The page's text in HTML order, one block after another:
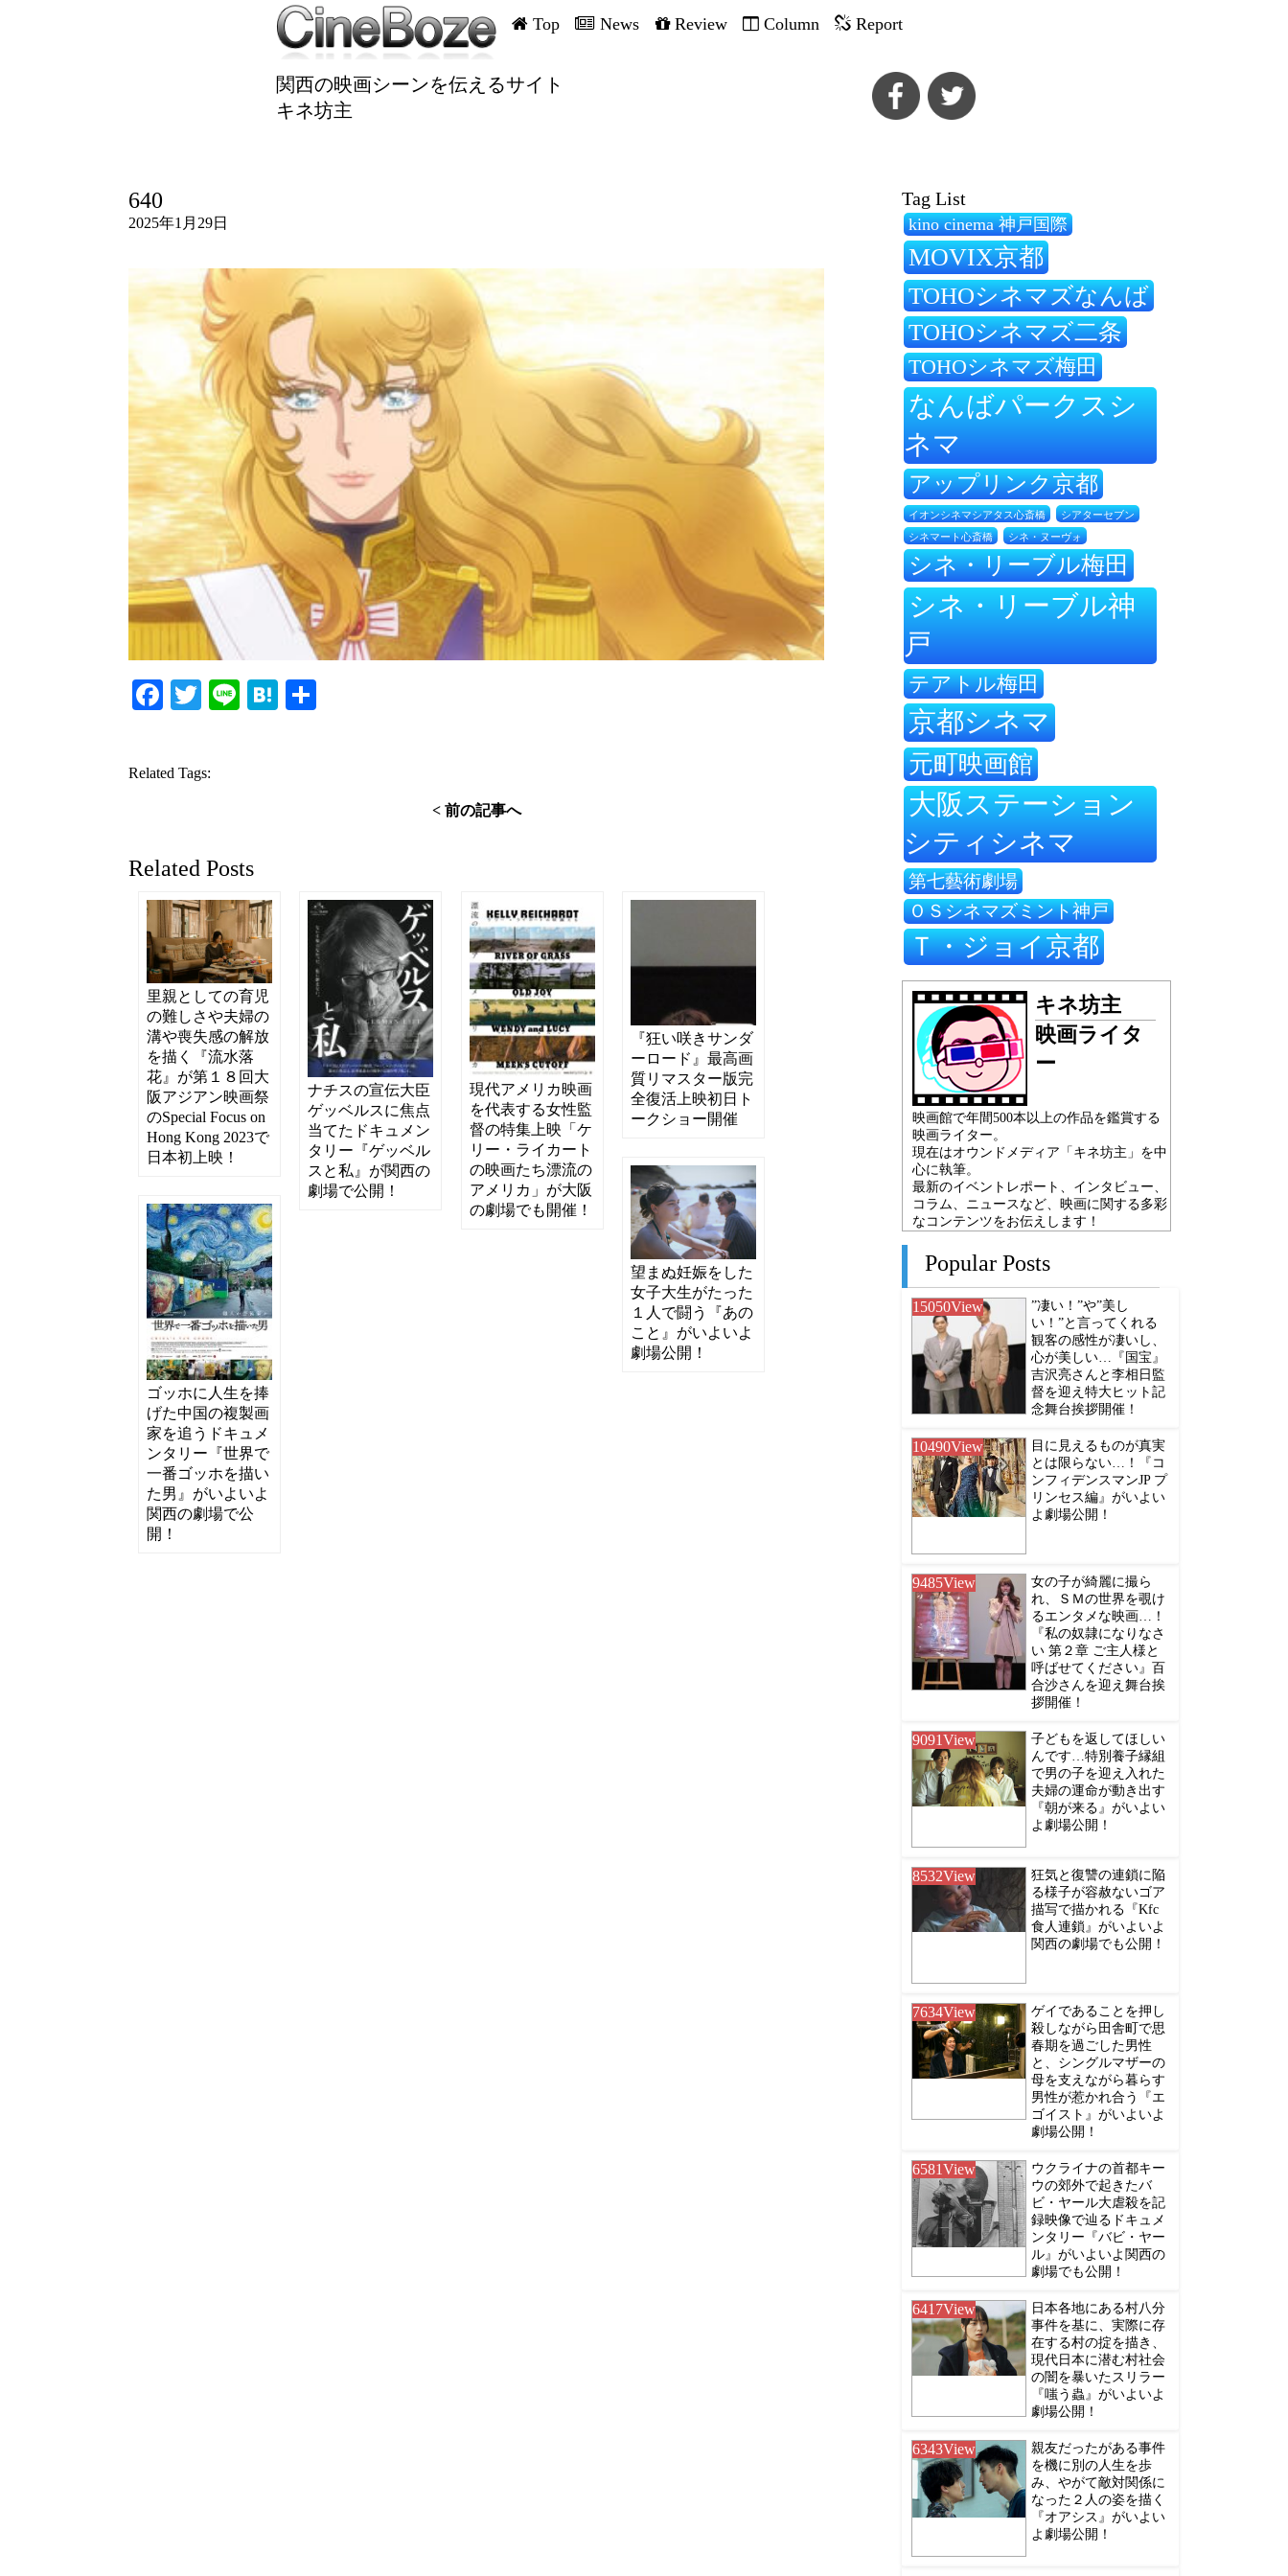
Top News Review Column Report
関西の映画シーンを伝えるサイト
キネ坊主
640
2025年1月29日
Facebook
TwitterLineHatena
Related Tags:
< 前の記事へ
Related Posts
里親としての育児
の難しさや夫婦の
溝や喪失感の解放
を描く『流水落
花』が第１８回大
阪アジアン映画祭
のSpecial Focus on
Hong Kong 2023で
日本初上映！
ナチスの宣伝大臣
ゲッベルスに焦点
当てたドキュメン
タリー『ゲッベル
スと私』が関西の
劇場で公開！
現代アメリカ映画
を代表する女性監
督の特集上映「ケ
リー・ライカート
の映画たち漂流の
アメリカ」が大阪
の劇場でも開催！
『狂い咲きサンダ
ーロード』最高画
質リマスター版完
全復活上映初日ト
ークショー開催
望まぬ妊娠をした
女子大生がたった
１人で闘う『あの
こと』がいよいよ
劇場公開！
ゴッホに人生を捧
げた中国の複製画
家を追うドキュメ
ンタリー『世界で
一番ゴッホを描い
た男』がいよいよ
関西の劇場で公
開！
Tag List
kino cinema 神戸国際
MOVIX京都
TOHOシネマズなんば
TOHOシネマズ二条
TOHOシネマズ梅田
なんばパークスシ
ネマ
アップリンク京都
イオンシネマシアタス心斎橋 シアターセブン
シネマート心斎橋 シネ・ヌーヴォ
シネ・リーブル梅田
シネ・リーブル神
戸
テアトル梅田
京都シネマ
元町映画館
大阪ステーション
シティシネマ
第七藝術劇場
ＯＳシネマズミント神戸
Ｔ・ジョイ京都
キネ坊主
映画ライタ
ー
映画館で年間500本以上の作品を鑑賞する
映画ライター。
現在はオウンドメディア「キネ坊主」を中
心に執筆。
最新のイベントレポート、インタビュー、
コラム、ニュースなど、映画に関する多彩
なコンテンツをお伝えします！
Popular Posts
15050View
”凄い！”や”美し
い！”と言ってくれる
観客の感性が凄いし、
心が美しい…『国宝』
吉沢亮さんと李相日監
督を迎え特大ヒット記
念舞台挨拶開催！
10490View
目に見えるものが真実
とは限らない…！『コ
ンフィデンスマンJP プ
リンセス編』がいよい
よ劇場公開！
9485View
女の子が綺麗に撮ら
れ、ＳＭの世界を覗け
るエンタメな映画…！
『私の奴隷になりなさ
い 第２章 ご主人様と
呼ばせてください』百
合沙さんを迎え舞台挨
拶開催！
9091View
子どもを返してほしい
んです…特別養子縁組
で男の子を迎え入れた
夫婦の運命が動き出す
『朝が来る』がいよい
よ劇場公開！
8532View
狂気と復讐の連鎖に陥
る様子が容赦ないゴア
描写で描かれる『Kfc
食人連鎖』がいよいよ
関西の劇場でも公開！
7634View
ゲイであることを押し
殺しながら田舎町で思
春期を過ごした男性
と、シングルマザーの
母を支えながら暮らす
男性が惹かれ合う『エ
ゴイスト』がいよいよ
劇場公開！
6581View
ウクライナの首都キー
ウの郊外で起きたバ
ビ・ヤール大虐殺を記
録映像で辿るドキュメ
ンタリー『バビ・ヤー
ル』がいよいよ関西の
劇場でも公開！
6417View
日本各地にある村八分
事件を基に、実際に存
在する村の掟を描き、
現代日本に潜む村社会
の闇を暴いたスリラー
『嗤う蟲』がいよいよ
劇場公開！
6343View
親友だったがある事件
を機に別の人生を歩
み、やがて敵対関係に
なった２人の姿を描く
『オアシス』がいよい
よ劇場公開！